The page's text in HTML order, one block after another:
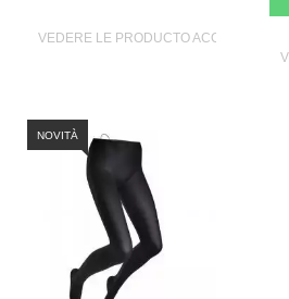
VEDERE LE PRODUCTO ACCESSORI DI
NOVITÀ